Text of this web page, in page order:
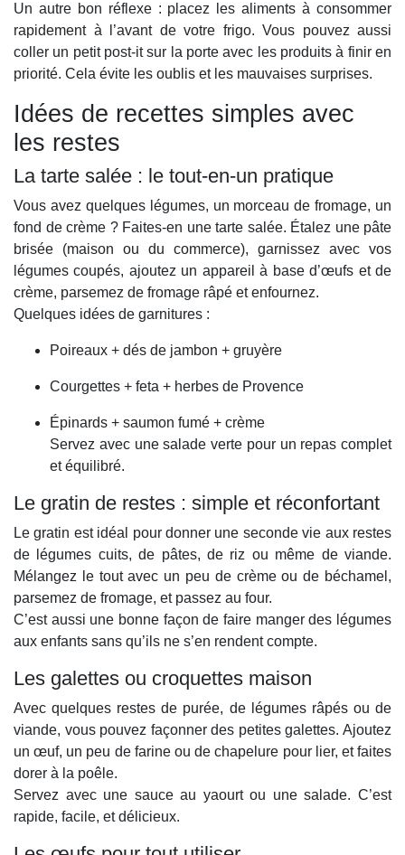
Un autre bon réflexe : placez les aliments à consommer
rapidement à l’avant de votre frigo. Vous pouvez aussi
coller un petit post-it sur la porte avec les produits à finir en
priorité. Cela évite les oublis et les mauvaises surprises.
Idées de recettes simples avec
les restes
La tarte salée : le tout-en-un pratique
Vous avez quelques légumes, un morceau de fromage, un
fond de crème ? Faites-en une tarte salée. Étalez une pâte
brisée (maison ou du commerce), garnissez avec vos
légumes coupés, ajoutez un appareil à base d’œufs et de
crème, parsemez de fromage râpé et enfournez.
Quelques idées de garnitures :
Poireaux + dés de jambon + gruyère
Courgettes + feta + herbes de Provence
Épinards + saumon fumé + crème
Servez avec une salade verte pour un repas complet
et équilibré.
Le gratin de restes : simple et réconfortant
Le gratin est idéal pour donner une seconde vie aux restes
de légumes cuits, de pâtes, de riz ou même de viande.
Mélangez le tout avec un peu de crème ou de béchamel,
parsemez de fromage, et passez au four.
C’est aussi une bonne façon de faire manger des légumes
aux enfants sans qu’ils ne s’en rendent compte.
Les galettes ou croquettes maison
Avec quelques restes de purée, de légumes râpés ou de
viande, vous pouvez façonner des petites galettes. Ajoutez
un œuf, un peu de farine ou de chapelure pour lier, et faites
dorer à la poêle.
Servez avec une sauce au yaourt ou une salade. C’est
rapide, facile, et délicieux.